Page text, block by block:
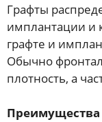
Графты
имплантации и
графте и
Обычно
плотность, а
Преимущества